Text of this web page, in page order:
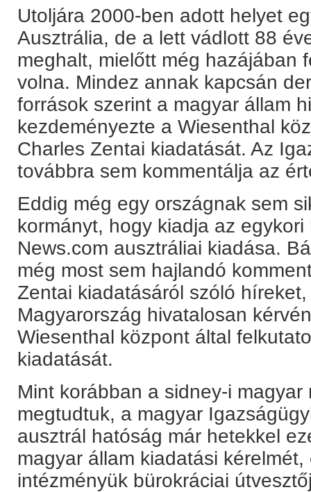
Utoljára 2000-ben adott helyet
Ausztrália, de a lett vádlott 88
meghalt, mielőtt még hazájában
volna. Mindez annak kapcsán
források szerint a magyar állam
kezdeményezte a Wiesenthal
Charles Zentai kiadatását. Az
továbbra sem kommentálja az
Eddig még egy országnak sem
kormányt, hogy kiadja az
News.com ausztráliai kiadása.
még most sem hajlandó
Zentai kiadatásáról szóló
Magyarország hivatalosan
Wiesenthal központ által
kiadatását.
Mint korábban a sidney-i
megtudtuk, a magyar
ausztrál hatóság már hetekkel
magyar állam kiadatási
intézményük bürokráciai